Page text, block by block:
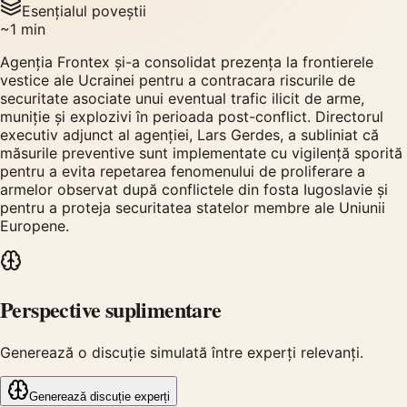
Esențialul poveștii
~1 min
Agenția Frontex și-a consolidat prezența la frontierele
vestice ale Ucrainei pentru a contracara riscurile de
securitate asociate unui eventual trafic ilicit de arme,
muniție și explozivi în perioada post-conflict. Directorul
executiv adjunct al agenției, Lars Gerdes, a subliniat că
măsurile preventive sunt implementate cu vigilență sporită
pentru a evita repetarea fenomenului de proliferare a
armelor observat după conflictele din fosta Iugoslavie și
pentru a proteja securitatea statelor membre ale Uniunii
Europene.
Perspective suplimentare
Generează o discuție simulată între experți relevanți.
Generează discuție experți